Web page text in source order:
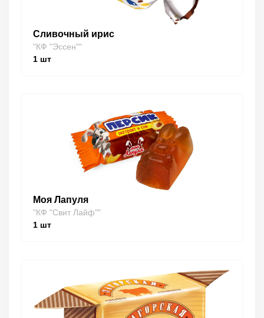
Сливочный ирис
"КФ "Эссен""
1 шт
Моя Лапуля
"КФ "Свит Лайф""
1 шт